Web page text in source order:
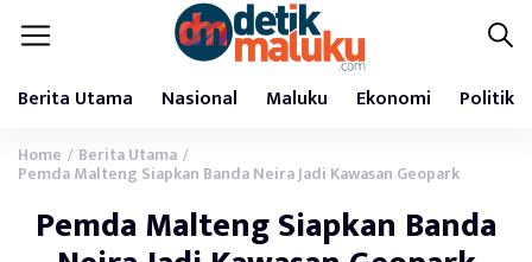
Berita Utama Nasional Maluku Ekonomi Politik
Home / Berita Utama /
Pemda Malteng Siapkan Banda Neira Jadi Kawasan Geopark
Pemda Malteng Siapkan Banda